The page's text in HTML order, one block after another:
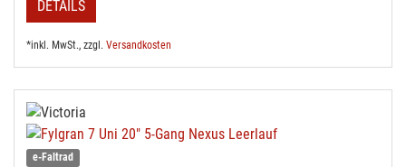
DETAILS
*inkl. MwSt., zzgl. Versandkosten
e-Faltrad